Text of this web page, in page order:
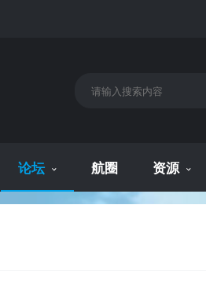
论坛 航圈 资源